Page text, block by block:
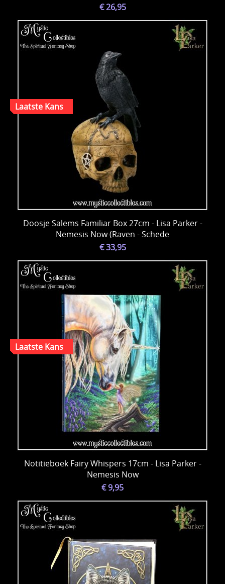
€ 26,95
Doosje Salems Familiar Box 27cm - Lisa Parker -
Nemesis Now (Raven - Schede
€ 33,95
Notitieboek Fairy Whispers 17cm - Lisa Parker -
Nemesis Now
€ 9,95